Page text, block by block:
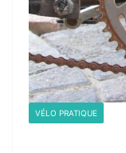
VÉLO PRATIQUE